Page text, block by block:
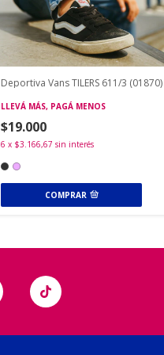
Deportiva Vans TILERS 611/3 (01870)
LLEVÁ MÁS, PAGÁ MENOS
$19.000
6 x $3.166,67 sin interés
COMPRAR